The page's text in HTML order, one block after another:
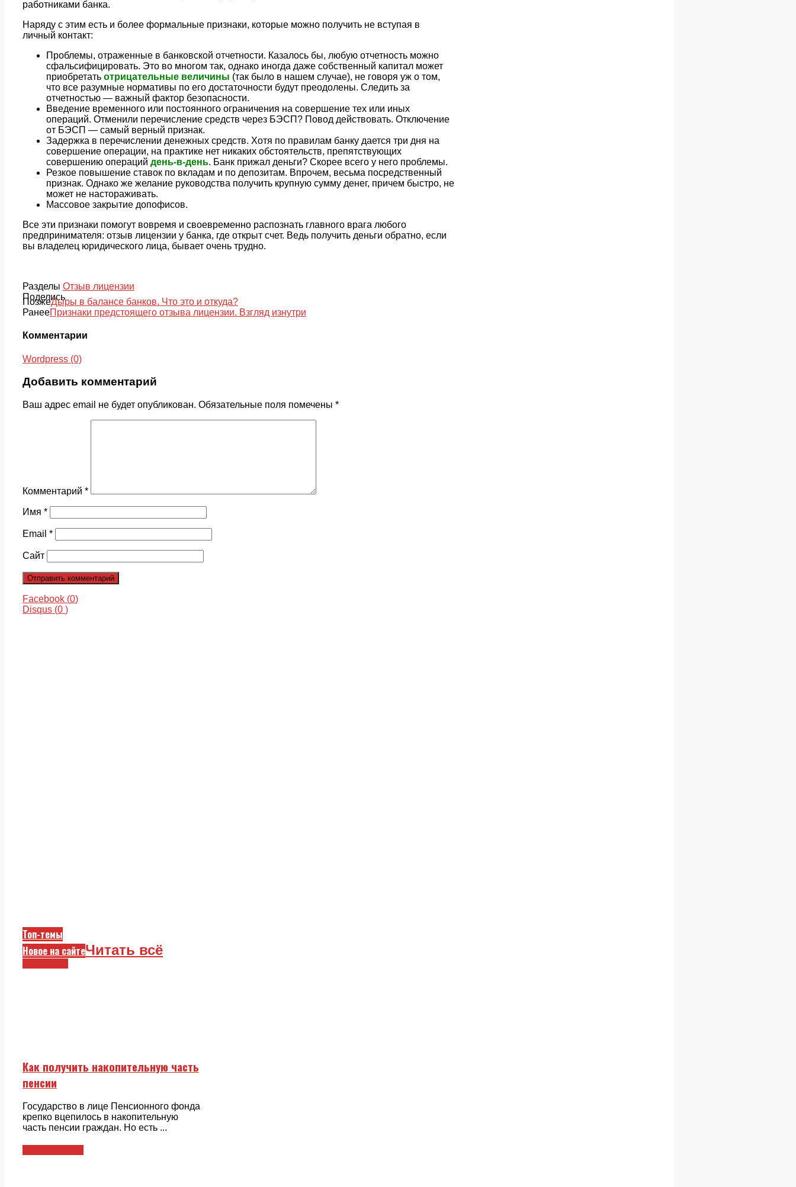
работниками банка.
Наряду с этим есть и более формальные признаки, которые можно получить не вступая в
личный контакт:
Проблемы, отраженные в банковской отчетности. Казалось бы, любую отчетность можно
сфальсифицировать. Это во многом так, однако иногда даже собственный капитал может
приобретать отрицательные величины (так было в нашем случае), не говоря уж о том,
что все разумные нормативы по его достаточности будут преодолены. Следить за
отчетностью — важный фактор безопасности.
Введение временного или постоянного ограничения на совершение тех или иных
операций. Отменили перечисление средств через БЭСП? Повод действовать. Отключение
от БЭСП — самый верный признак.
Задержка в перечислении денежных средств. Хотя по правилам банку дается три дня на
совершение операции, на практике нет никаких обстоятельств, препятствующих
совершению операций день-в-день. Банк прижал деньги? Скорее всего у него проблемы.
Резкое повышение ставок по вкладам и по депозитам. Впрочем, весьма посредственный
признак. Однако же желание руководства получить крупную сумму денег, причем быстро, не
может не настораживать.
Массовое закрытие допофисов.
Все эти признаки помогут вовремя и своевременно распознать главного врага любого
предпринимателя: отзыв лицензии у банка, где открыт счет. Ведь получить деньги обратно, если
вы владелец юридического лица, бывает очень трудно.
Разделы Отзыв лицензии
Поделись
ПозжеДыры в балансе банков. Что это и откуда?
РанееПризнаки предстоящего отзыва лицензии. Взгляд изнутри
Комментарии
Wordpress (0)
Добавить комментарий
Ваш адрес email не будет опубликован. Обязательные поля помечены *
Комментарий *
Имя *
Email *
Сайт
Facebook (0)
Disqus (0 )
Топ-темы
Новое на сайтеЧитать всё
Как получить накопительную часть
пенсии
Государство в лице Пенсионного фонда
крепко вцепилось в накопительную
часть пенсии граждан. Но есть ...